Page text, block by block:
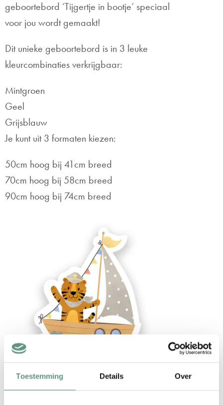
Toestemming Details Over
geboortebord ‘Tijgertje in bootje’ speciaal
voor jou wordt gemaakt!
Dit unieke geboortebord is in 3 leuke
kleurcombinaties verkrijgbaar:
Mintgroen
Geel
Grijsblauw
Je kunt uit 3 formaten kiezen:
50cm hoog bij 41cm breed
70cm hoog bij 58cm breed
90cm hoog bij 74cm breed